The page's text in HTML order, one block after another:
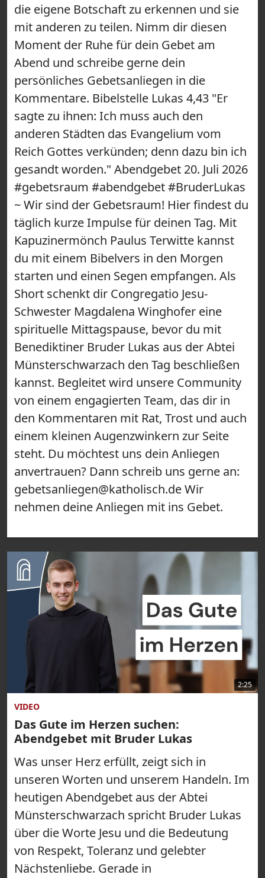
die eigene Botschaft zu erkennen und sie
mit anderen zu teilen. Nimm dir diesen
Moment der Ruhe für dein Gebet am
Abend und schreibe gerne dein
persönliches Gebetsanliegen in die
Kommentare. Bibelstelle Lukas 4,43 "Er
sagte zu ihnen: Ich muss auch den
anderen Städten das Evangelium vom
Reich Gottes verkünden; denn dazu bin ich
gesandt worden." Abendgebet 20. Juli 2026
#gebetsraum #abendgebet #BruderLukas
~ Wir sind der Gebetsraum! Hier findest du
täglich kurze Impulse für deinen Tag. Mit
Kapuzinermönch Paulus Terwitte kannst
du mit einem Bibelvers in den Morgen
starten und einen Segen empfangen. Als
Short schenkt dir Congregatio Jesu-
Schwester Magdalena Winghofer eine
spirituelle Mittagspause, bevor du mit
Benediktiner Bruder Lukas aus der Abtei
Münsterschwarzach den Tag beschließen
kannst. Begleitet wird unsere Community
von einem engagierten Team, das dir in
den Kommentaren mit Rat, Trost und auch
einem kleinen Augenzwinkern zur Seite
steht. Du möchtest uns dein Anliegen
anvertrauen? Dann schreib uns gerne an:
gebetsanliegen@katholisch.de Wir
nehmen deine Anliegen mit ins Gebet.
2:25
VIDEO
Das Gute im Herzen suchen:
Abendgebet mit Bruder Lukas
Was unser Herz erfüllt, zeigt sich in
unseren Worten und unserem Handeln. Im
heutigen Abendgebet aus der Abtei
Münsterschwarzach spricht Bruder Lukas
über die Worte Jesu und die Bedeutung
von Respekt, Toleranz und gelebter
Nächstenliebe. Gerade in